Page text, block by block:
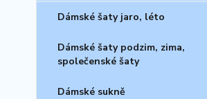
Dámské šaty jaro, léto
Dámské šaty podzim, zima,
společenské šaty
Dámské sukně